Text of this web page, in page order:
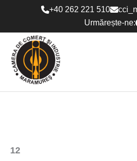
content
+40 262 221 510
Urmărește-ne:
12